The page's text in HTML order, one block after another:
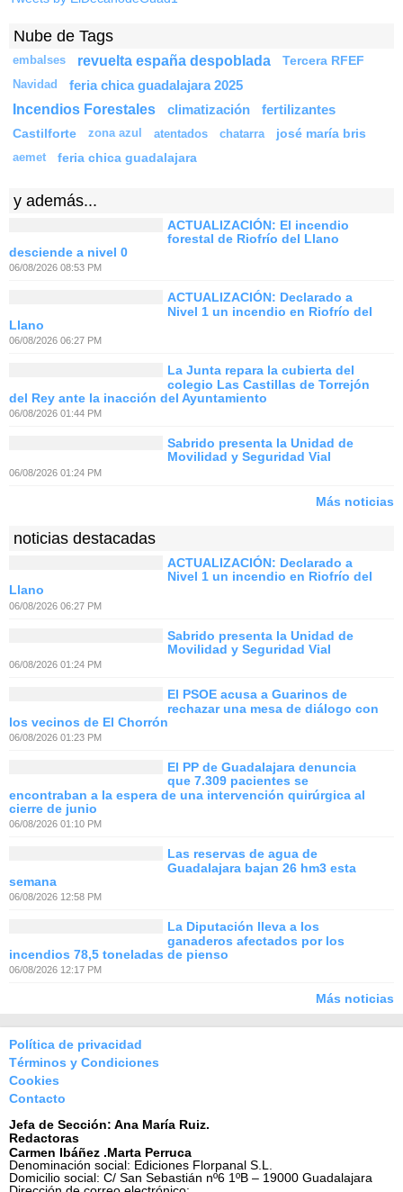
Nube de Tags
embalses revuelta españa despoblada Tercera RFEF
Navidad feria chica guadalajara 2025
Incendios Forestales climatización fertilizantes
Castilforte zona azul atentados chatarra josé maría bris
aemet feria chica guadalajara
y además...
ACTUALIZACIÓN: El incendio
forestal de Riofrío del Llano
desciende a nivel 0
06/08/2026 08:53 PM
ACTUALIZACIÓN: Declarado a
Nivel 1 un incendio en Riofrío del
Llano
06/08/2026 06:27 PM
La Junta repara la cubierta del
colegio Las Castillas de Torrejón
del Rey ante la inacción del Ayuntamiento
06/08/2026 01:44 PM
Sabrido presenta la Unidad de
Movilidad y Seguridad Vial
06/08/2026 01:24 PM
Más noticias
noticias destacadas
ACTUALIZACIÓN: Declarado a
Nivel 1 un incendio en Riofrío del
Llano
06/08/2026 06:27 PM
Sabrido presenta la Unidad de
Movilidad y Seguridad Vial
06/08/2026 01:24 PM
El PSOE acusa a Guarinos de
rechazar una mesa de diálogo con
los vecinos de El Chorrón
06/08/2026 01:23 PM
El PP de Guadalajara denuncia
que 7.309 pacientes se
encontraban a la espera de una intervención quirúrgica al
cierre de junio
06/08/2026 01:10 PM
Las reservas de agua de
Guadalajara bajan 26 hm3 esta
semana
06/08/2026 12:58 PM
La Diputación lleva a los
ganaderos afectados por los
incendios 78,5 toneladas de pienso
06/08/2026 12:17 PM
Más noticias
Política de privacidad
Términos y Condiciones
Cookies
Contacto
Jefa de Sección: Ana María Ruiz.
Redactoras
Carmen Ibáñez .Marta Perruca
Denominación social: Ediciones Florpanal S.L.
Domicilio social: C/ San Sebastián nº6 1ºB – 19000 Guadalajara